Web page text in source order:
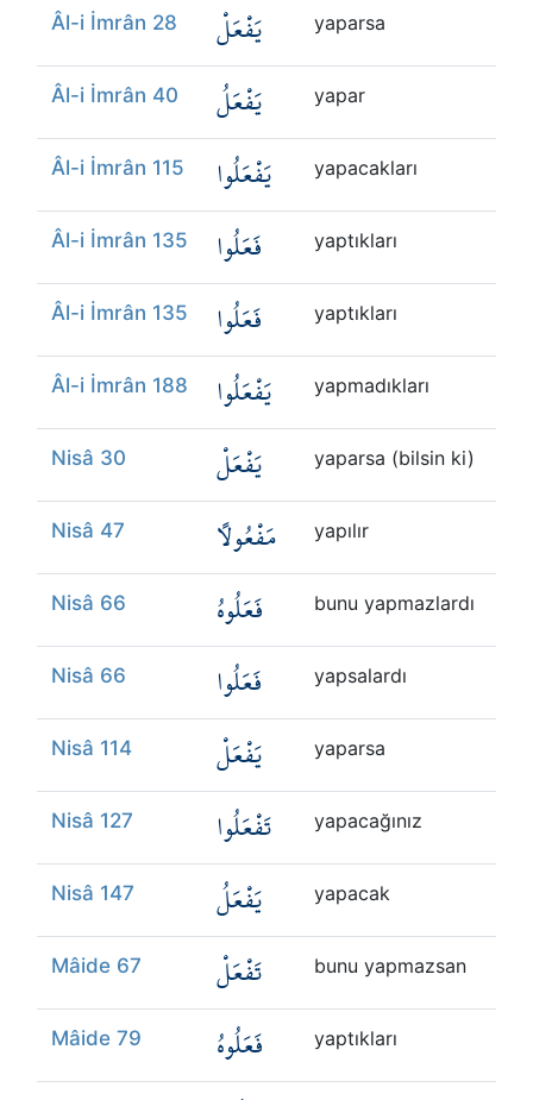
Âl-i İmrân 28 يَفْعَلْ yaparsa
Âl-i İmrân 40 يَفْعَلُ yapar
Âl-i İmrân 115 يَفْعَلُوا yapacakları
Âl-i İmrân 135 فَعَلُوا yaptıkları
Âl-i İmrân 135 فَعَلُوا yaptıkları
Âl-i İmrân 188 يَفْعَلُوا yapmadıkları
Nisâ 30 يَفْعَلْ yaparsa (bilsin ki)
Nisâ 47 مَفْعُولًا yapılır
Nisâ 66 فَعَلُوهُ bunu yapmazlardı
Nisâ 66 فَعَلُوا yapsalardı
Nisâ 114 يَفْعَلْ yaparsa
Nisâ 127 تَفْعَلُوا yapacağınız
Nisâ 147 يَفْعَلُ yapacak
Mâide 67 تَفْعَلْ bunu yapmazsan
Mâide 79 فَعَلُوهُ yaptıkları